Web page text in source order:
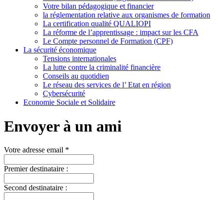
Votre bilan pédagogique et financier
la réglementation relative aux organismes de formation
La certification qualité QUALIOPI
La réforme de l’apprentissage : impact sur les CFA
Le Compte personnel de Formation (CPF)
La sécurité économique
Tensions internationales
La lutte contre la criminalité financière
Conseils au quotidien
Le réseau des services de l’ Etat en région
Cybersécurité
Economie Sociale et Solidaire
Envoyer à un ami
Votre adresse email *
Premier destinataire :
Second destinataire :